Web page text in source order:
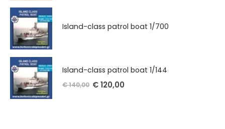
Island-class patrol boat 1/700
Island-class patrol boat 1/144
€140,00 €120,00